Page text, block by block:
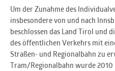
Um der Zunahme des
insbesondere von und nach
beschlossen das Land Tirol und
des öffentlichen Verkehrs mit
Straßen- und Regionalbahn zu
Tram/Regionalbahn wurde